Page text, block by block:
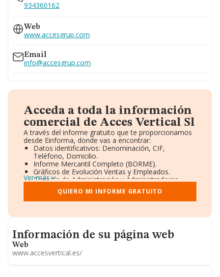
934360162
Web
www.accesgrup.com
Email
info@accesgrup.com
Acceda a toda la información
comercial de Acces Vertical Sl
A través del informe gratuito que te proporcionamos
desde Einforma, donde vas a encontrar:
Datos identificativos: Denominación, CIF,
Teléfono, Domicilio.
Informe Mercantil Completo (BORME).
Gráficos de Evolución Ventas y Empleados.
Consejo de Administración y Administradores.
Directivos y Ejecutivos.
Accionistas.
Participaciones y Vinculaciones en otras empresas.
Información oficial y registral complementaria.
Ver más
QUIERO MI INFORME GRATUITO
Informacion de su página web
Información de su página web
Web
www.accesvertical.es/